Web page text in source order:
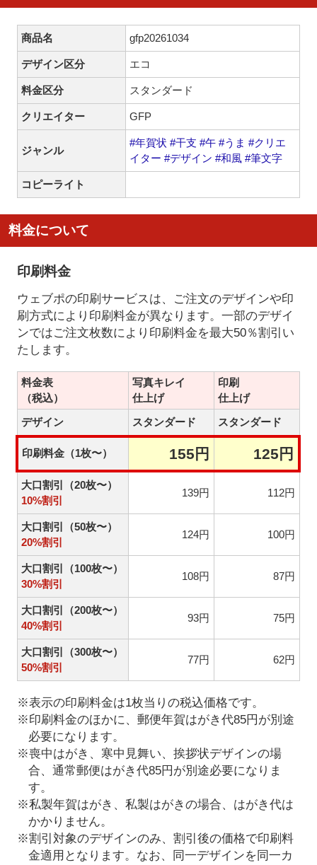
商品名 gfp20261034
デザイン区分 エコ
料金区分 スタンダード
クリエイター GFP
ジャンル
#年賀状 #干支 #午 #うま #クリエ
イター #デザイン #和風 #筆文字
コピーライト
料金について
印刷料金
ウェブポの印刷サービスは、ご注文のデザインや印
刷方式により印刷料金が異なります。一部のデザイ
ンではご注文枚数により印刷料金を最大50％割引い
たします。
料金表
（税込）
写真キレイ
仕上げ
印刷
仕上げ
デザイン
スタンダード スタンダード
印刷料金（1枚〜） 155円 125円
大口割引（20枚〜）
10%割引
139円 112円
大口割引（50枚〜）
20%割引
124円 100円
大口割引（100枚〜）
30%割引
108円 87円
大口割引（200枚〜）
40%割引
93円 75円
大口割引（300枚〜）
50%割引
77円 62円
※表示の印刷料金は1枚当りの税込価格です。
※印刷料金のほかに、郵便年賀はがき代85円が別途
必要になります。
※喪中はがき、寒中見舞い、挨拶状デザインの場
合、通常郵便はがき代85円が別途必要になりま
す。
※私製年賀はがき、私製はがきの場合、はがき代は
かかりません。
※割引対象のデザインのみ、割引後の価格で印刷料
金適用となります。なお、同一デザインを同一カ